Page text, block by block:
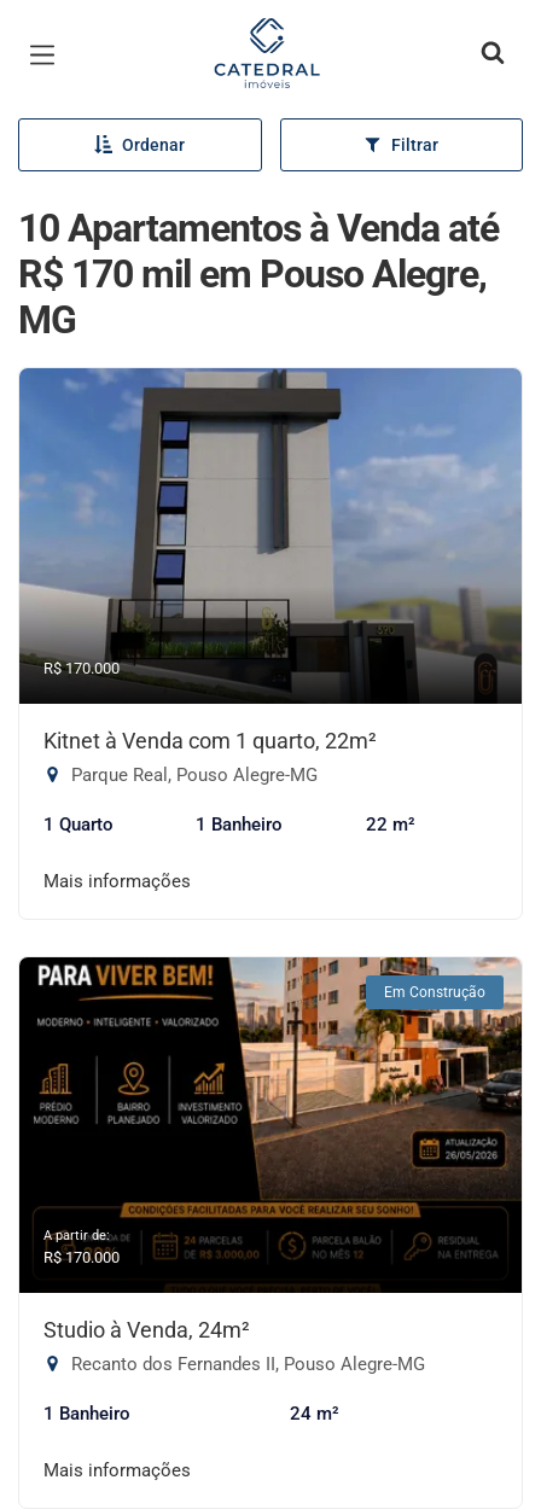
Página inicial
Ordenar Filtrar
10 Apartamentos à Venda até
R$ 170 mil em Pouso Alegre,
MG
R$ 170.000
Kitnet à Venda com 1 quarto, 22m²
Parque Real, Pouso Alegre-MG
1 Quarto 1 Banheiro 22 m²
Mais informações
Em Construção
A partir de:
R$ 170.000
Studio à Venda, 24m²
Recanto dos Fernandes II, Pouso Alegre-MG
1 Banheiro 24 m²
Mais informações